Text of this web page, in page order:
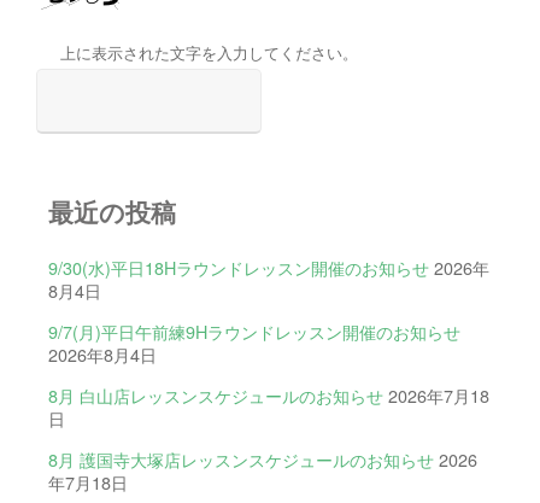
上に表示された文字を入力してください。
最近の投稿
9/30(水)平日18Hラウンドレッスン開催のお知らせ 2026年
8月4日
9/7(月)平日午前練9Hラウンドレッスン開催のお知らせ
2026年8月4日
8月 白山店レッスンスケジュールのお知らせ 2026年7月18
日
8月 護国寺大塚店レッスンスケジュールのお知らせ 2026
年7月18日